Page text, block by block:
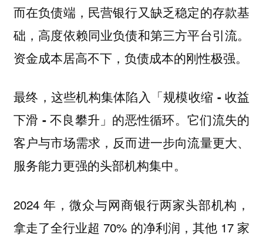
而在负债端，民营银行又缺乏稳定的存款基
础，高度依赖同业负债和第三方平台引流。
资金成本居高不下，负债成本的刚性极强。
最终，这些机构集体陷入 「规模收缩 - 收益
下滑 - 不良攀升」的恶性循环。它们流失的
客户与市场需求，反而进一步向流量更大、
服务能力更强的头部机构集中。
2024 年，微众与网商银行两家头部机构，
拿走了全行业超 70% 的净利润，其他 17 家